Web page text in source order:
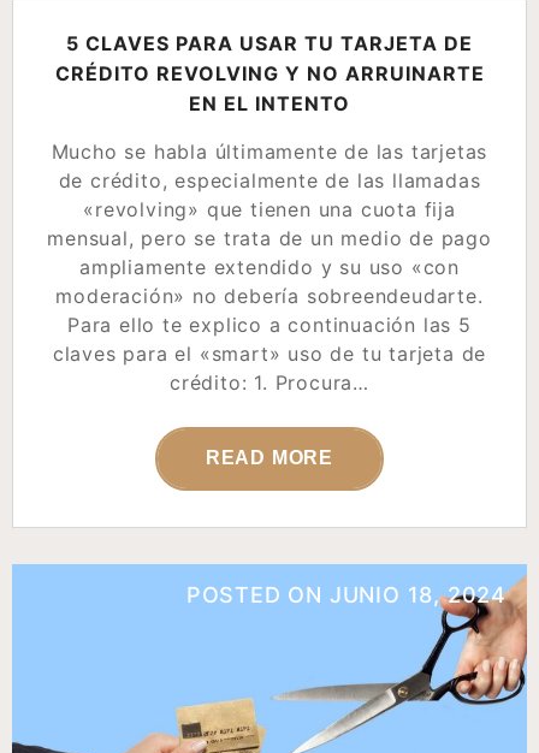
5 CLAVES PARA USAR TU TARJETA DE
CRÉDITO REVOLVING Y NO ARRUINARTE
EN EL INTENTO
Mucho se habla últimamente de las tarjetas
de crédito, especialmente de las llamadas
«revolving» que tienen una cuota fija
mensual, pero se trata de un medio de pago
ampliamente extendido y su uso «con
moderación» no debería sobreendeudarte.
Para ello te explico a continuación las 5
claves para el «smart» uso de tu tarjeta de
crédito: 1. Procura…
READ MORE
POSTED ON JUNIO 18, 2024